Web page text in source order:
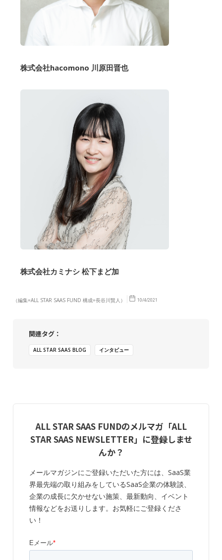
株式会社hacomono 川原田晋也
株式会社カミナシ 松下まど加
（編集=ALL STAR SAAS FUND 構成=長谷川賢人） 10/4/2021
関連タグ：
ALL STAR SAAS BLOG インタビュー
ALL STAR SAAS FUNDのメルマガ「ALL
STAR SAAS NEWSLETTER」に登録しませ
んか？
メールマガジンにご登録いただいた方には、SaaS業
界最先端の取り組みをしているSaaS企業の体験談、
企業の成長に欠かせない施策、最新動向、イベント
情報などをお送りします。お気軽にご登録くださ
い！